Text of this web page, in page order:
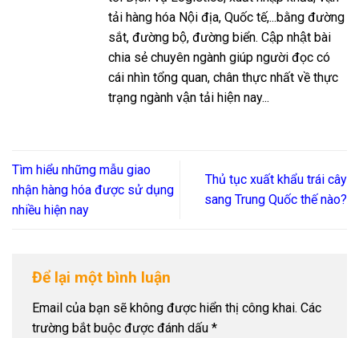
tải hàng hóa Nội địa, Quốc tế,...bằng đường
sắt, đường bộ, đường biển. Cập nhật bài
chia sẻ chuyên ngành giúp người đọc có
cái nhìn tổng quan, chân thực nhất về thực
trạng ngành vận tải hiện nay...
Tìm hiểu những mẫu giao
nhận hàng hóa được sử dụng
nhiều hiện nay
Thủ tục xuất khẩu trái cây
sang Trung Quốc thế nào?
Để lại một bình luận
Email của bạn sẽ không được hiển thị công khai. Các
trường bắt buộc được đánh dấu *